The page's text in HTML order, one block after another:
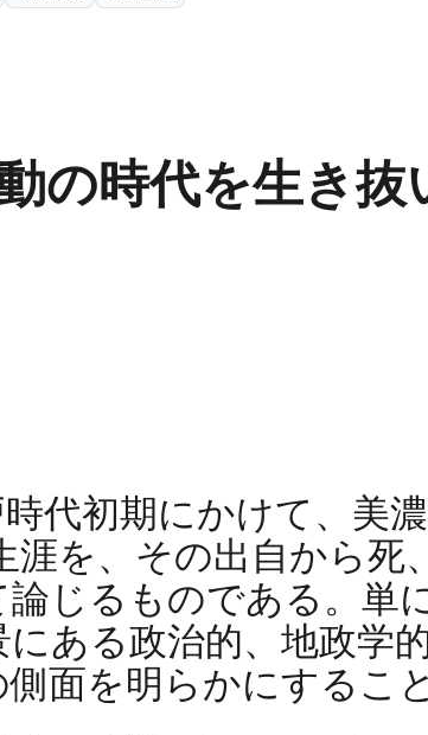
の時代を生き抜
代初期にかけて、美
を、その出自から死
じるものである。単
ある政治的、地政学
面を明らかにするこ